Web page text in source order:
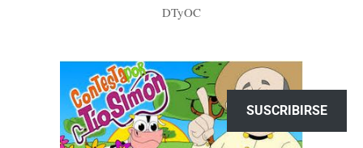
DTyOC
SUSCRIBIRSE